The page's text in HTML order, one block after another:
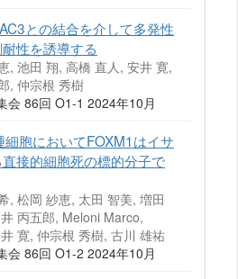
との結合を介して多発性
性を誘導する
, 池田 翔, 高橋 直人, 安井 寛,
, 仲宗根 秀樹
会 86回 O1-1 2024年10月
胞においてFOXM1はイサ
接的細胞死の標的分子で
, 松岡 紗恵, 太田 智美, 増田
丙五郎, Meloni Marco,
寛, 仲宗根 秀樹, 古川 雄祐
会 86回 O1-2 2024年10月